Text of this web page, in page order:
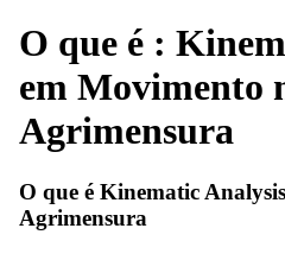
O que é :
em Movimento
Agrimensura
O que é Kinematic
Agrimensura